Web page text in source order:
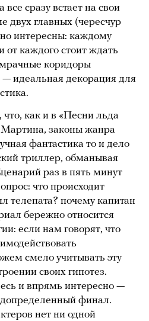
все сразу встает на свои
двух главных (чересчур
интересны: каждому
каждого стоит ждать
коридоры
— идеальная декорация для
как и в «Песни льда
законы жанра
фантастика то и дело
триллер, обманывая
раз в пять минут
что происходит
телепата? почему капитан
бережно относится
если нам говорят, что
смело учитывать эту
своих гипотез.
и впрямь интересно —
финал.
нет ни одной